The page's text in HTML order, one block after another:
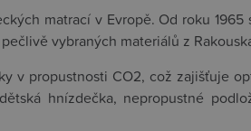
matrací v Evropě. Od roku
vybraných materiálů z
v propustnosti CO2, což zajišťuje
hnízdečka, nepropustné